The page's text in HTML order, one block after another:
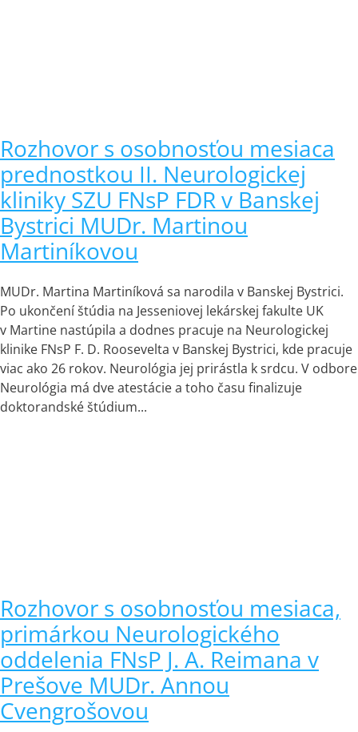
Rozhovor s osobnosťou mesiaca
prednostkou II. Neurologickej
kliniky SZU FNsP FDR v Banskej
Bystrici MUDr. Martinou
Martiníkovou
MUDr. Martina Martiníková sa narodila v Banskej Bystrici.
Po ukončení štúdia na Jesseniovej lekárskej fakulte UK
v Martine nastúpila a dodnes pracuje na Neurologickej
klinike FNsP F. D. Roosevelta v Banskej Bystrici, kde pracuje
viac ako 26 rokov. Neurológia jej prirástla k srdcu. V odbore
Neurológia má dve atestácie a toho času finalizuje
doktorandské štúdium...
Rozhovor s osobnosťou mesiaca,
primárkou Neurologického
oddelenia FNsP J. A. Reimana v
Prešove MUDr. Annou
Cvengrošovou